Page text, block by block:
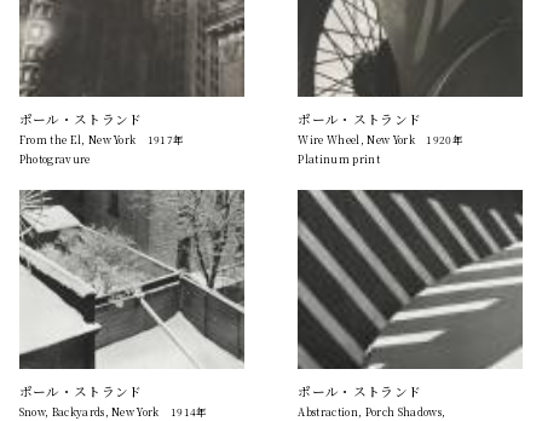
ポール・ストランド
From the El, New York 1917年
Photogravure
ポール・ストランド
Wire Wheel, New York 1920年
Platinum print
ポール・ストランド
Snow, Backyards, New York 1914年
ポール・ストランド
Abstraction, Porch Shadows,